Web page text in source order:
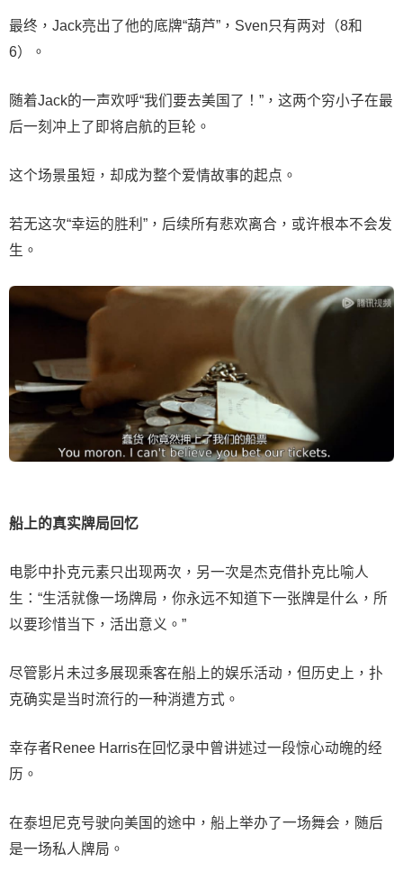
最终，Jack亮出了他的底牌“葫芦”，Sven只有两对（8和
6）。
随着Jack的一声欢呼“我们要去美国了！”，这两个穷小子在最
后一刻冲上了即将启航的巨轮。
这个场景虽短，却成为整个爱情故事的起点。
若无这次“幸运的胜利”，后续所有悲欢离合，或许根本不会发
生。
船上的真实牌局回忆
电影中扑克元素只出现两次，另一次是杰克借扑克比喻人
生：“生活就像一场牌局，你永远不知道下一张牌是什么，所
以要珍惜当下，活出意义。”
尽管影片未过多展现乘客在船上的娱乐活动，但历史上，扑
克确实是当时流行的一种消遣方式。
幸存者Renee Harris在回忆录中曾讲述过一段惊心动魄的经
历。
在泰坦尼克号驶向美国的途中，船上举办了一场舞会，随后
是一场私人牌局。